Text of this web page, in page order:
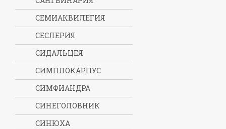
СЕМИАКВИЛЕГИЯ
СЕСЛЕРИЯ
СИДАЛЬЦЕЯ
СИМПЛОКАРПУС
СИМФИАНДРА
СИНЕГОЛОВНИК
СИНЮХА